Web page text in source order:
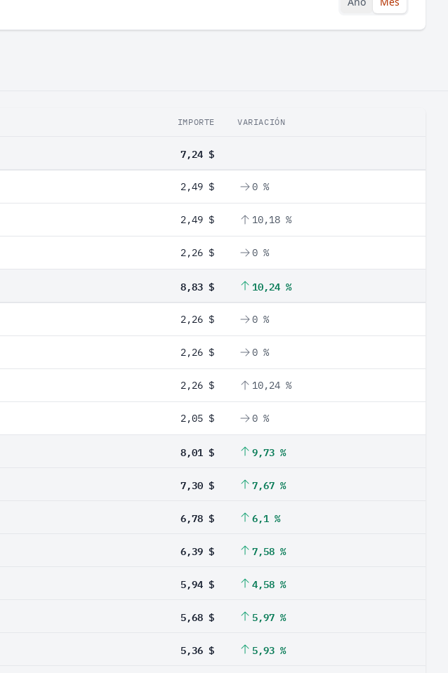
IMPORTE VARIACIÓN
7,24 $
2,49 $ 0 %
2,49 $ 10,18 %
2,26 $ 0 %
8,83 $ 10,24 %
2,26 $ 0 %
2,26 $ 0 %
2,26 $ 10,24 %
2,05 $ 0 %
8,01 $ 9,73 %
7,30 $ 7,67 %
6,78 $ 6,1 %
6,39 $ 7,58 %
5,94 $ 4,58 %
5,68 $ 5,97 %
5,36 $ 5,93 %